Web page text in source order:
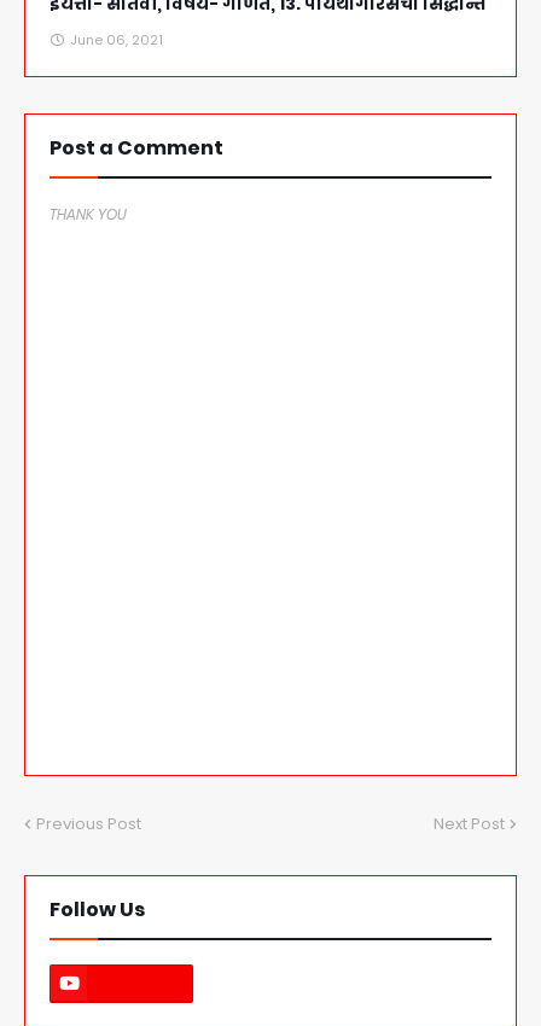
June 06, 2021
Post a Comment
THANK YOU
Previous Post Next Post
Follow Us